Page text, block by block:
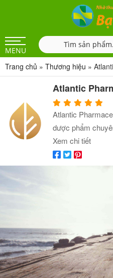
MENU
Trang chủ » Thương hiệu »
Atlantic
Atlantic
dược phẩm
Xem chi tiết